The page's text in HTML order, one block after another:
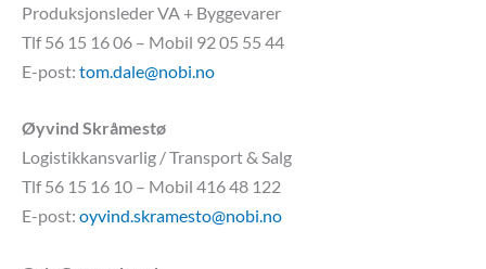
Produksjonsleder VA + Byggevarer
Tlf 56 15 16 06 – Mobil 92 05 55 44
E-post: tom.dale@nobi.no
Øyvind Skråmestø
Logistikkansvarlig / Transport & Salg
Tlf 56 15 16 10 – Mobil 416 48 122
E-post: oyvind.skramesto@nobi.no